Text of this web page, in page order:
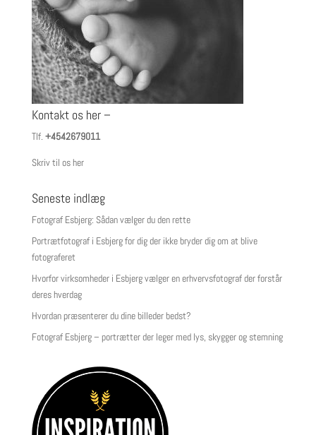
Kontakt os her –
Tlf. +4542679011
Skriv til os her
Seneste indlæg
Fotograf Esbjerg: Sådan vælger du den rette
Portrætfotograf i Esbjerg for dig der ikke bryder dig om at blive
fotograferet
Hvorfor virksomheder i Esbjerg vælger en erhvervsfotograf der forstår
deres hverdag
Hvordan præsenterer du dine billeder bedst?
Fotograf Esbjerg – portrætter der leger med lys, skygger og stemning